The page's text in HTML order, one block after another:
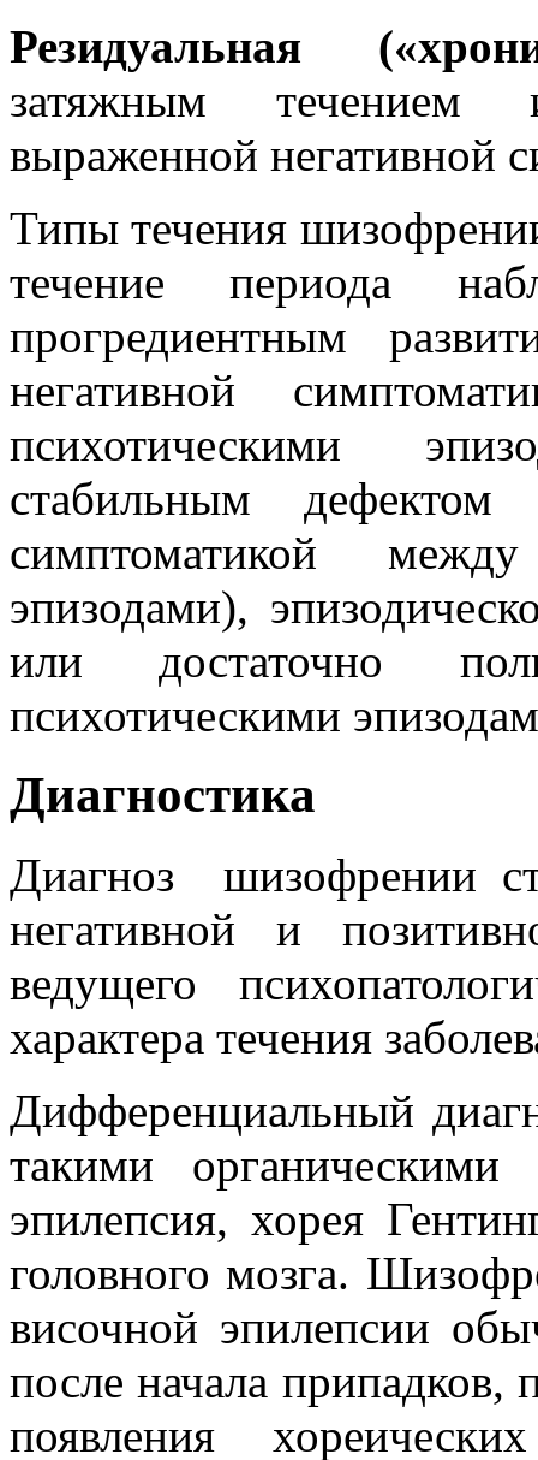
Резидуальная
затяжным течением
выраженной негативной
Типы течения
течение периода
прогредиентным
негативной
психотическими
стабильным дефектом
симптоматикой
эпизодами),
или достаточно
психотическими
Диагностика
Диагноз шизофрении
негативной и
ведущего
характера течения
Дифференциальный
такими органическими
эпилепсия, хорея
головного мозга.
височной эпилепсии
после начала
появления